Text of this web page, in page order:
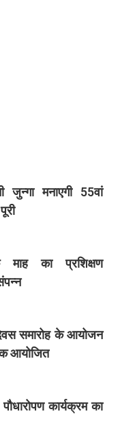
जुन्गा मनाएगी 55वां
माह का प्रशिक्षण
समारोह के आयोजन
आयोजित
कार्यक्रम का